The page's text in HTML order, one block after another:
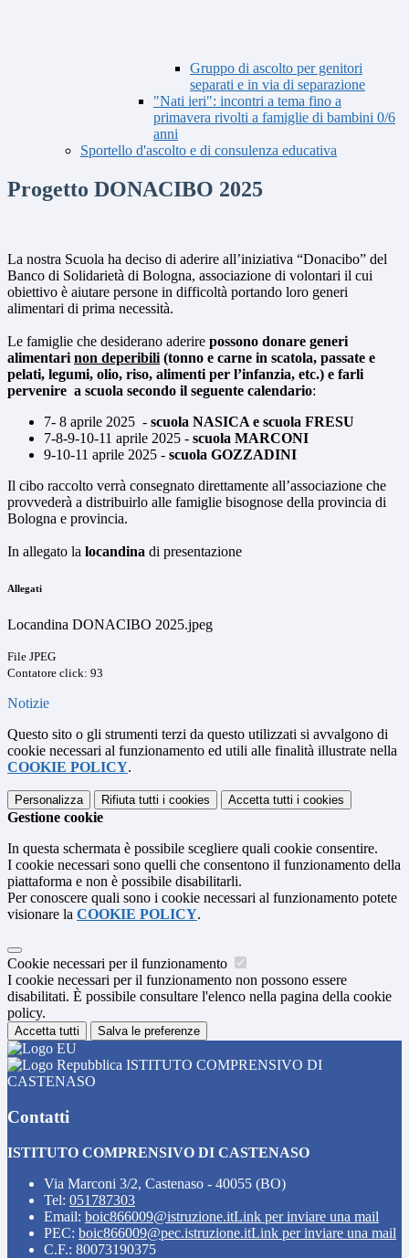
Gruppo di ascolto per genitori
separati e in via di separazione
"Nati ieri": incontri a tema fino a
primavera rivolti a famiglie di bambini 0/6
anni
Sportello d'ascolto e di consulenza educativa
Progetto DONACIBO 2025
La nostra Scuola ha deciso di aderire all’iniziativa “Donacibo” del
Banco di Solidarietà di Bologna, associazione di volontari il cui
obiettivo è aiutare persone in difficoltà portando loro generi
alimentari di prima necessità.
Le famiglie che desiderano aderire possono donare generi
alimentari non deperibili (tonno e carne in scatola, passate e
pelati, legumi, olio, riso, alimenti per l’infanzia, etc.) e farli
pervenire a scuola secondo il seguente calendario:
7- 8 aprile 2025 - scuola NASICA e scuola FRESU
7-8-9-10-11 aprile 2025 - scuola MARCONI
9-10-11 aprile 2025 - scuola GOZZADINI
Il cibo raccolto verrà consegnato direttamente all’associazione che
provvederà a distribuirlo alle famiglie bisognose della provincia di
Bologna e provincia.
In allegato la locandina di presentazione
Allegati
Locandina DONACIBO 2025.jpeg
File JPEG
Contatore click: 93
Notizie
Questo sito o gli strumenti terzi da questo utilizzati si avvalgono di
cookie necessari al funzionamento ed utili alle finalità illustrate nella
COOKIE POLICY.
Personalizza Rifiuta tutti i cookies Accetta tutti i cookies
Gestione cookie
In questa schermata è possibile scegliere quali cookie consentire.
I cookie necessari sono quelli che consentono il funzionamento della
piattaforma e non è possibile disabilitarli.
Per conoscere quali sono i cookie necessari al funzionamento potete
visionare la COOKIE POLICY.
Cookie necessari per il funzionamento
I cookie necessari per il funzionamento non possono essere
disabilitati. È possibile consultare l'elenco nella pagina della cookie
policy.
Accetta tutti Salva le preferenze
ISTITUTO COMPRENSIVO DI
CASTENASO
Contatti
ISTITUTO COMPRENSIVO DI CASTENASO
Via Marconi 3/2, Castenaso - 40055 (BO)
Tel: 051787303
Email: boic866009@istruzione.itLink per inviare una mail
PEC: boic866009@pec.istruzione.itLink per inviare una mail
C.F.: 80073190375